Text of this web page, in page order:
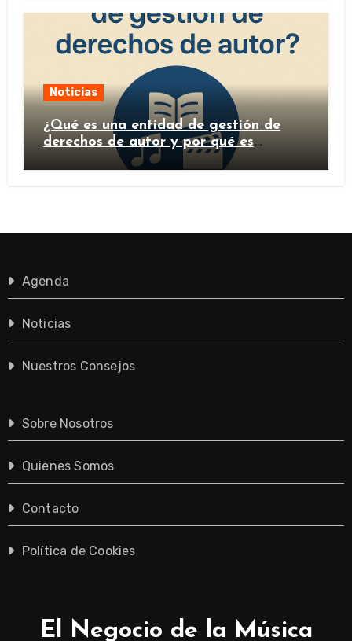
Noticias
¿Qué es una entidad de gestión de
derechos de autor y por qué es
importante?
Agenda
Noticias
Nuestros Consejos
Sobre Nosotros
Quienes Somos
Contacto
Política de Cookies
El Negocio de la Música